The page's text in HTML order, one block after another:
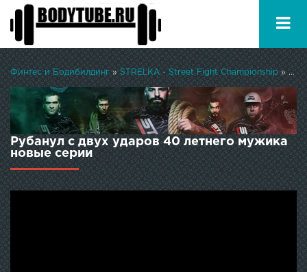
Финтес и Бодибилдинг »STRELKA - Street Fight Championship » Рубанул с двух ударов 40 летнего мужика
Рубанул с двух ударов 40 летнего мужика
новые серии